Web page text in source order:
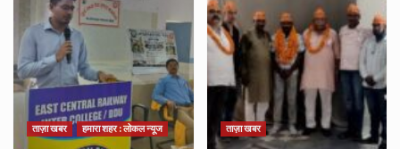
ताज़ा खबर हमारा शहर : लोकल न्यूज ताज़ा खबर